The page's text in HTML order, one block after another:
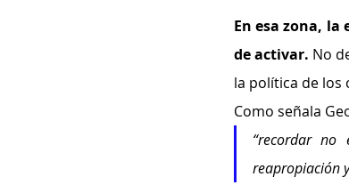
En esa zona,
de activar. No
la política de los
Como señala
“recordar no
reapropiación